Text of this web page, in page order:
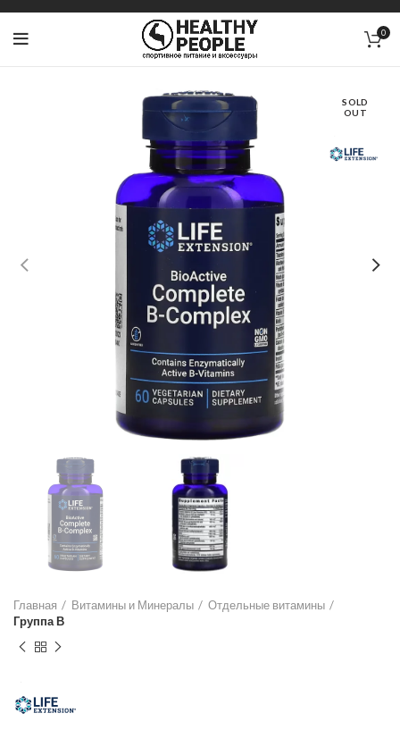
0
SOLD
OUT
Главная Витамины и Минералы
Отдельные витамины
Группа В